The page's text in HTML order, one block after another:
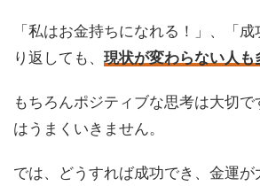
「私はお金持ちになれる！」、「
り返しても、 現状が変わらない人も
もちろんポジティブな思考は大切
はうまくいきません。
では、どうすれば成功でき、金運